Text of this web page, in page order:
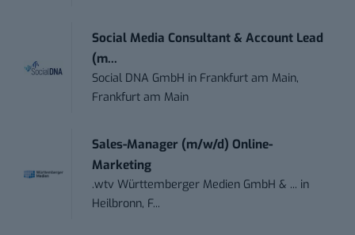
Social Media Consultant & Account Lead
(m...
Social DNA GmbH in Frankfurt am Main,
Frankfurt am Main
Sales-Manager (m/w/d) Online-
Marketing
.wtv Württemberger Medien GmbH & ... in
Heilbronn, F...